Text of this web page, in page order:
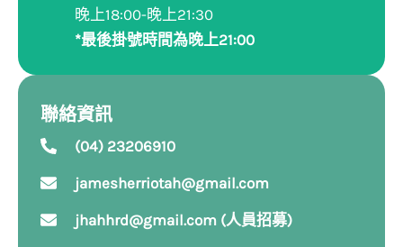
晚上18:00-晚上21:30
*最後掛號時間為晚上21:00
聯絡資訊
(04) 23206910
jamesherriotah@gmail.com
jhahhrd@gmail.com (人員招募)